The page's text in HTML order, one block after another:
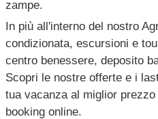
zampe.
In più all'interno del nostro
condizionata, escursioni e
centro benessere, deposito
Scopri le nostre offerte e i
tua vacanza al miglior
booking online.